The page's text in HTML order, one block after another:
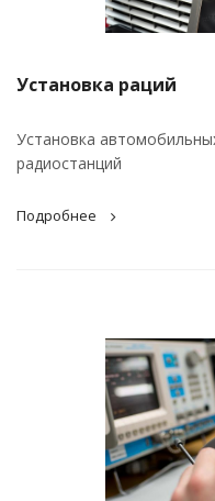
Установка раций
Установка
радиостанций
Подробнее